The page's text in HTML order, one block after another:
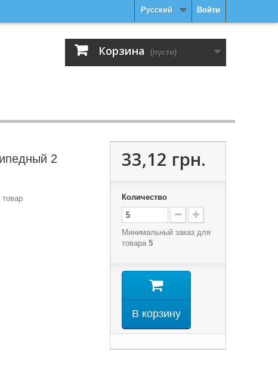
Войти
Русский
Корзина (пусто)
2
33,12 грн.
Количество
Минимальный заказ для
товара 5
В корзину